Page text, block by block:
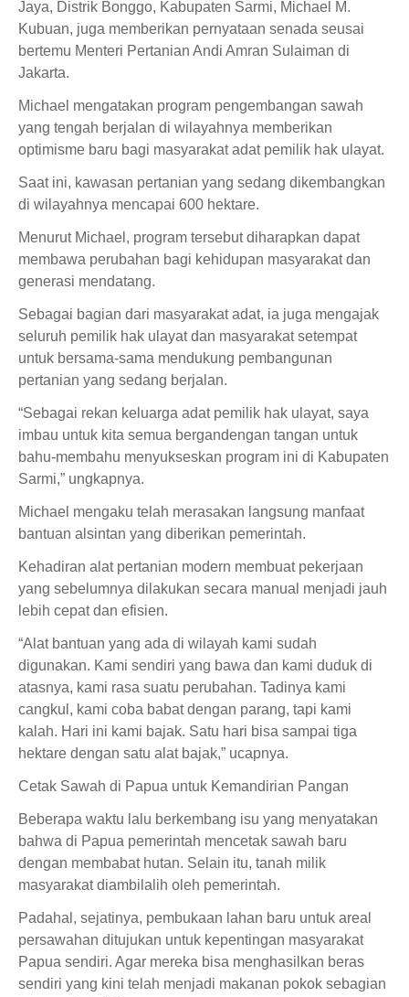
Jaya, Distrik Bonggo, Kabupaten Sarmi, Michael M.
Kubuan, juga memberikan pernyataan senada seusai
bertemu Menteri Pertanian Andi Amran Sulaiman di
Jakarta.
Michael mengatakan program pengembangan sawah
yang tengah berjalan di wilayahnya memberikan
optimisme baru bagi masyarakat adat pemilik hak ulayat.
Saat ini, kawasan pertanian yang sedang dikembangkan
di wilayahnya mencapai 600 hektare.
Menurut Michael, program tersebut diharapkan dapat
membawa perubahan bagi kehidupan masyarakat dan
generasi mendatang.
Sebagai bagian dari masyarakat adat, ia juga mengajak
seluruh pemilik hak ulayat dan masyarakat setempat
untuk bersama-sama mendukung pembangunan
pertanian yang sedang berjalan.
“Sebagai rekan keluarga adat pemilik hak ulayat, saya
imbau untuk kita semua bergandengan tangan untuk
bahu-membahu menyukseskan program ini di Kabupaten
Sarmi,” ungkapnya.
Michael mengaku telah merasakan langsung manfaat
bantuan alsintan yang diberikan pemerintah.
Kehadiran alat pertanian modern membuat pekerjaan
yang sebelumnya dilakukan secara manual menjadi jauh
lebih cepat dan efisien.
“Alat bantuan yang ada di wilayah kami sudah
digunakan. Kami sendiri yang bawa dan kami duduk di
atasnya, kami rasa suatu perubahan. Tadinya kami
cangkul, kami coba babat dengan parang, tapi kami
kalah. Hari ini kami bajak. Satu hari bisa sampai tiga
hektare dengan satu alat bajak,” ucapnya.
Cetak Sawah di Papua untuk Kemandirian Pangan
Beberapa waktu lalu berkembang isu yang menyatakan
bahwa di Papua pemerintah mencetak sawah baru
dengan membabat hutan. Selain itu, tanah milik
masyarakat diambilalih oleh pemerintah.
Padahal, sejatinya, pembukaan lahan baru untuk areal
persawahan ditujukan untuk kepentingan masyarakat
Papua sendiri. Agar mereka bisa menghasilkan beras
sendiri yang kini telah menjadi makanan pokok sebagian